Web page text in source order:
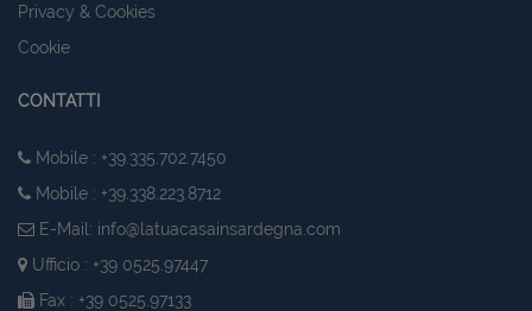
Privacy & Cookies
Cookie
CONTATTI
Mobile : +39.335.702.7450
Mobile : +39.338.223.8712
E-Mail: info@latuacasainsardegna.com
Ufficio : +39 0525.97447
Fax : +39 0525.97133